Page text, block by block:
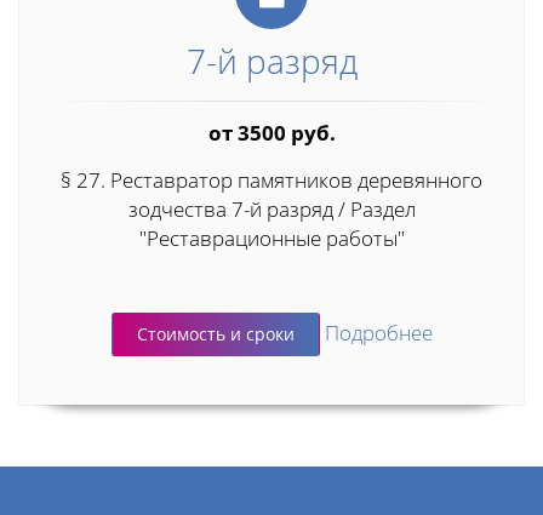
7-й разряд
от 3500 руб.
§ 27. Реставратор памятников деревянного
зодчества 7-й разряд / Раздел
"Реставрационные работы"
Стоимость и сроки Подробнее